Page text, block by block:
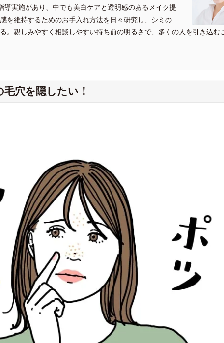
導実施があり、中でも美白ケアと透明感のあるメイク提
を維持するためのお手入れ方法を日々研究し、シミの
。親しみやすく相談しやすい持ち前の明るさで、多くの人を引き込む
穴を隠したい！